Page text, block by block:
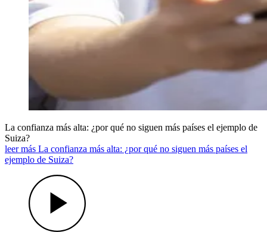
La confianza más alta: ¿por qué no siguen más países el ejemplo de
Suiza?
leer más La confianza más alta: ¿por qué no siguen más países el
ejemplo de Suiza?